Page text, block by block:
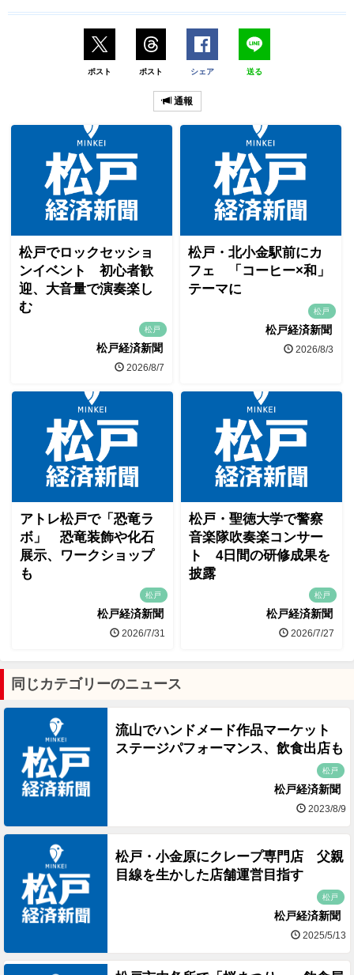
ポスト ポスト シェア 送る
通報
松戸でロックセッショ
ンイベント 初心者歓
迎、大音量で演奏楽し
む
松戸
松戸経済新聞
2026/8/7
松戸・北小金駅前にカ
フェ 「コーヒー×和」
テーマに
松戸
松戸経済新聞
2026/8/3
アトレ松戸で「恐竜ラ
ボ」 恐竜装飾や化石
展示、ワークショップ
も
松戸
松戸経済新聞
2026/7/31
松戸・聖徳大学で警察
音楽隊吹奏楽コンサー
ト 4日間の研修成果を
披露
松戸
松戸経済新聞
2026/7/27
同じカテゴリーのニュース
流山でハンドメード作品マーケット
ステージパフォーマンス、飲食出店も
松戸
松戸経済新聞
2023/8/9
松戸・小金原にクレープ専門店 父親
目線を生かした店舗運営目指す
松戸
松戸経済新聞
2025/5/13